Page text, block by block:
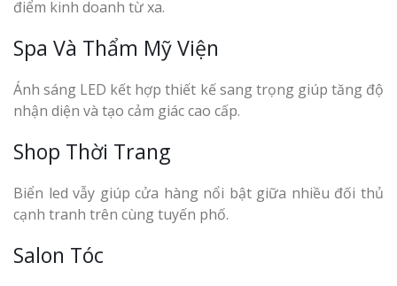
điểm kinh doanh từ xa.
Spa Và Thẩm Mỹ Viện
Ánh sáng LED kết hợp thiết kế sang trọng giúp tăng độ
nhận diện và tạo cảm giác cao cấp.
Shop Thời Trang
Biển led vẫy giúp cửa hàng nổi bật giữa nhiều đối thủ
cạnh tranh trên cùng tuyến phố.
Salon Tóc